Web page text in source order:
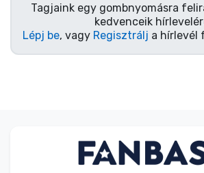
Tagjaink egy gombnyomásra
kedvenceik
Lépj be, vagy Regisztrálj a hírlevél
Sportos cuccok
Zenés cuccok